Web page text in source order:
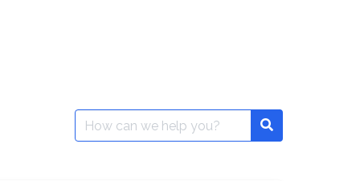
Search
for: